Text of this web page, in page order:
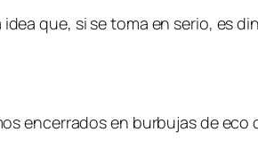
que, si se toma en serio, es
encerrados en burbujas de eco